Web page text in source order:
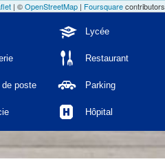
| ©OpenStreetMap | Foursquarecontributors
Lycée
Restaurant
de poste Parking
Hôpital